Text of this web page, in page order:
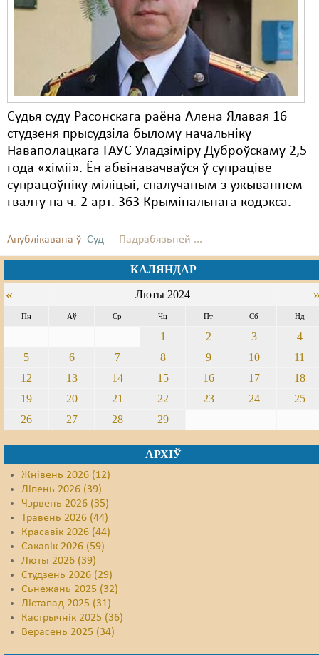
Судья суду Расонскага раёна Алена Ялавая 16
студзеня прысудзіла былому начальніку
Наваполацкага ГАУС Уладзіміру Дуброўскаму 2,5
года «хіміі». Ён абвінавачваўся ў супраціве
супрацоўніку міліцыі, спалучаным з ужываннем
гвалту па ч. 2 арт. 363 Крымінальнага кодэкса.
Апублікавана ў Суд Падрабязьней ...
КАЛЯНДАР
« Люты 2024
Пн Аў Ср Чц Пт Сб Нд
1 2 3
4
5
6 7 8 9 10
11
12
13 14 15 16 17
18
19
20 21 22 23 24
25
26
27 28 29
АРХІЎ
Жнівень 2026 (12)
Ліпень 2026 (39)
Чэрвень 2026 (35)
Травень 2026 (44)
Красавік 2026 (44)
Сакавік 2026 (59)
Люты 2026 (39)
Студзень 2026 (29)
Сьнежань 2025 (32)
Лістапад 2025 (31)
Кастрычнік 2025 (36)
Верасень 2025 (34)
Сацыяльныя правы